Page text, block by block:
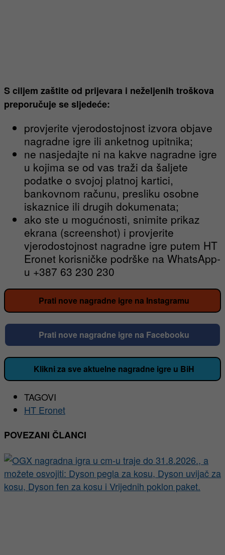
S ciljem zaštite od prijevara i neželjenih troškova
preporučuje se sljedeće:
provjerite vjerodostojnost izvora objave
nagradne igre ili anketnog upitnika;
ne nasjedajte ni na kakve nagradne igre
u kojima se od vas traži da šaljete
podatke o svojoj platnoj kartici,
bankovnom računu, presliku osobne
iskaznice ili drugih dokumenata;
ako ste u mogućnosti, snimite prikaz
ekrana (screenshot) i provjerite
vjerodostojnost nagradne igre putem HT
Eronet korisničke podrške na WhatsApp-
u +387 63 230 230
Prati nove nagradne igre na Instagramu
Prati nove nagradne igre na Facebooku
Klikni za sve aktuelne nagradne igre u BiH
TAGOVI
HT Eronet
POVEZANI ČLANCI